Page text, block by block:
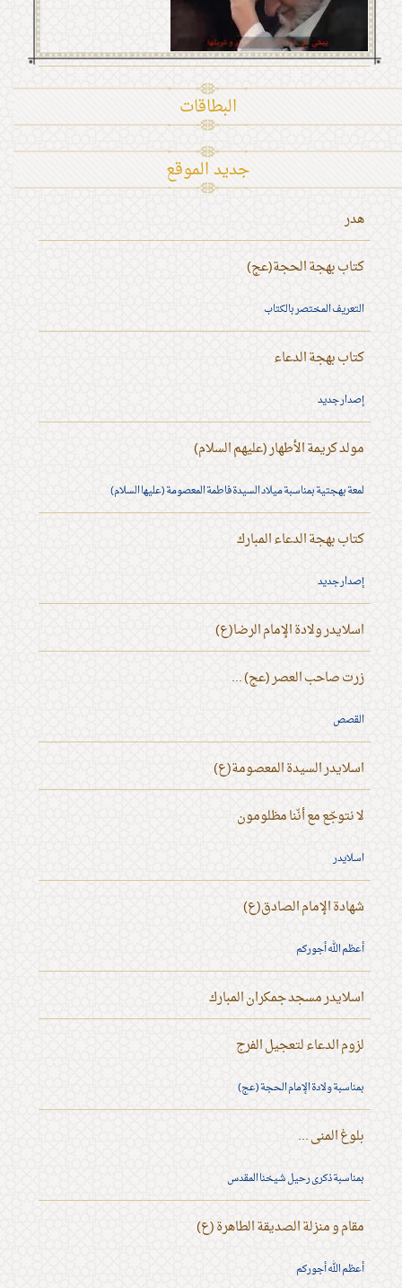
البطاقات
جديد الموقع
هدر
كتاب بهجة الحجة(عج)
التعريف المختصر بالكتاب
كتاب بهجة الدعاء
إصدار جديد
مولد كريمة الأطهار (عليهم السلام)
لمعة بهجتية بمناسبة ميلاد السيدة فاطمة المعصومة (عليها السلام)
كتاب بهجة الدعاء المبارك
إصدار جديد
اسلايدر ولادة الإمام الرضا(ع)
زرت صاحب العصر (عج) ...
القصص
اسلايدر السيدة المعصومة(ع)
لا نتوجّع مع أنّنا مظلومون
اسلايدر
شهادة الإمام الصادق(ع)
أعظم الله أجوركم
اسلايدر مسجد جمكران المبارك
لزوم الدعاء لتعجيل الفرج
بمناسبة ولادة الإمام الحجة (عج)
بلوغ المنى ...
بمناسبة ذكرى رحيل شيخنا المقدس
مقام و منزلة الصديقة الطاهرة (ع)
أعظم الله أجوركم